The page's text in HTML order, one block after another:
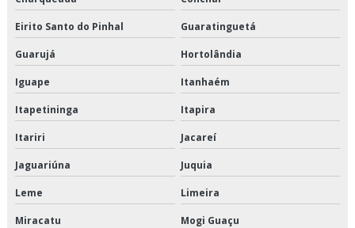
Terceirização de armazenagem para alimentos congelados
Terceirização de armazenagem para alimentos refrigerados
Terceirização de entregas fracionadas
Terceirização de logística de alimentos
Terceirização de logística de alimentos congelados
Terceirização de logística para perecíveis
Eirito Santo do Pinhal Guaratinguetá
Guarujá Hortolândia
Iguape Itanhaém
Itapetininga Itapira
Itariri Jacareí
Jaguariúna Juquia
Leme Limeira
Miracatu Mogi Guaçu